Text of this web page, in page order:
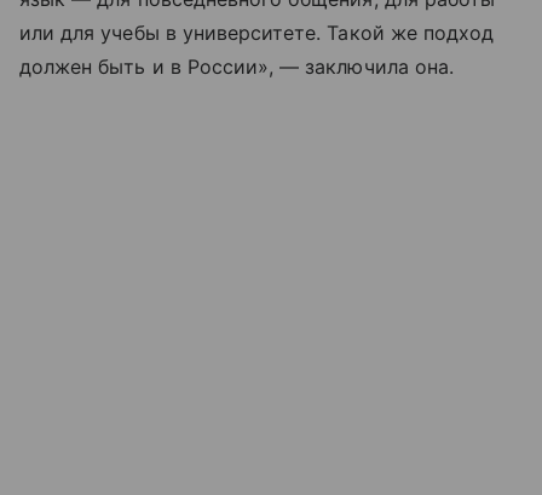
или для учебы в университете. Такой же подход
должен быть и в России», — заключила она.